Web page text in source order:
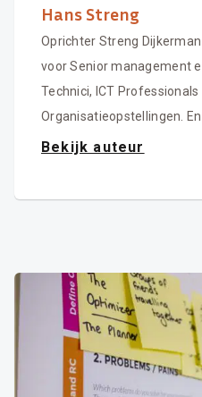
Hans Streng
Oprichter Streng
voor Senior management
Technici, ICT Professionals
Organisatieopstellingen.
Bekijk auteur